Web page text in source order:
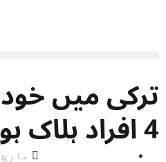
ترکی میں
4 افراد ہلاک ہو گئے
مارچ 19, 2016